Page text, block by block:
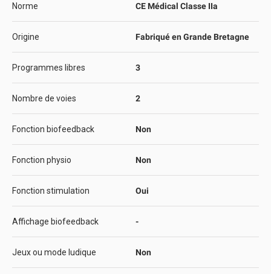
Norme CE Médical Classe IIa
Origine Fabriqué en Grande Bretagne
Programmes libres 3
Nombre de voies 2
Fonction biofeedback Non
Fonction physio Non
Fonction stimulation Oui
Affichage biofeedback -
Jeux ou mode ludique Non